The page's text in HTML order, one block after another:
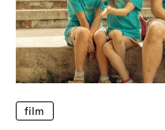
film